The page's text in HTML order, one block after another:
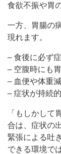
食欲不振や胃
一方、胃腸の
現れます。
– 食後に必ず
– 空腹時にも
– 血便や体重
– 症状が持続
「もしかし
合は、症状の
緊張による吐
できる環境で